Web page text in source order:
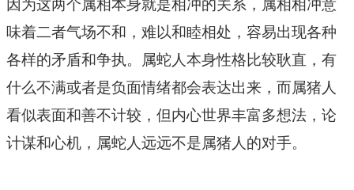
因为这两个属相本身就是相冲的关系，属相相冲意
味着二者气场不和，难以和睦相处，容易出现各种
各样的矛盾和争执。属蛇人本身性格比较耿直，有
什么不满或者是负面情绪都会表达出来，而属猪人
看似表面和善不计较，但内心世界丰富多想法，论
计谋和心机，属蛇人远远不是属猪人的对手。